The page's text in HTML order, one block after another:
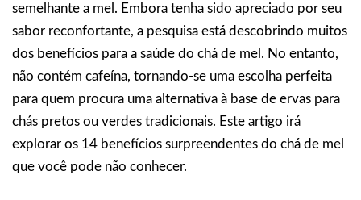
semelhante a mel. Embora tenha sido apreciado por seu
sabor reconfortante, a pesquisa está descobrindo muitos
dos benefícios para a saúde do chá de mel. No entanto,
não contém cafeína, tornando-se uma escolha perfeita
para quem procura uma alternativa à base de ervas para
chás pretos ou verdes tradicionais. Este artigo irá
explorar os 14 benefícios surpreendentes do chá de mel
que você pode não conhecer.